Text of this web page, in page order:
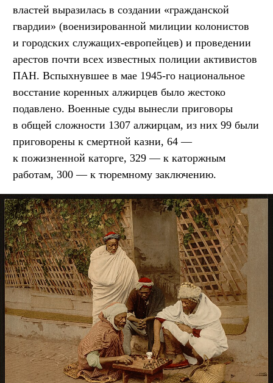
властей выразилась в создании «гражданской
гвардии» (военизированной милиции колонистов
и городских служащих-европейцев) и проведении
арестов почти всех известных полиции активистов
ПАН. Вспыхнувшее в мае 1945-го национальное
восстание коренных алжирцев было жестоко
подавлено. Военные суды вынесли приговоры
в общей сложности 1307 алжирцам, из них 99 были
приговорены к смертной казни, 64 —
к пожизненной каторге, 329 — к каторжным
работам, 300 — к тюремному заключению.